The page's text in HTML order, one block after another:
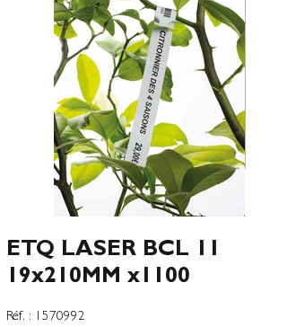
ETQ LASER BCL 11
19x210MM x1100
Réf. :
SKU
1570992
1570992